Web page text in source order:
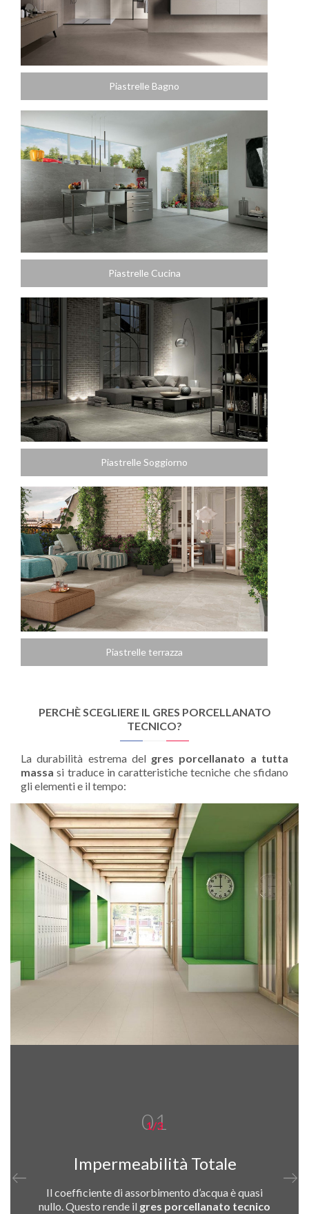
Piastrelle Bagno
Piastrelle Cucina
Piastrelle Soggiorno
Piastrelle terrazza
PERCHÈ SCEGLIERE IL GRES PORCELLANATO
TECNICO?
La durabilità estrema del gres porcellanato a tutta
massa si traduce in caratteristiche tecniche che sfidano
gli elementi e il tempo:
01
1/3
Impermeabilità Totale
Il coefficiente di assorbimento d’acqua è quasi
nullo. Questo rende il gres porcellanato tecnico